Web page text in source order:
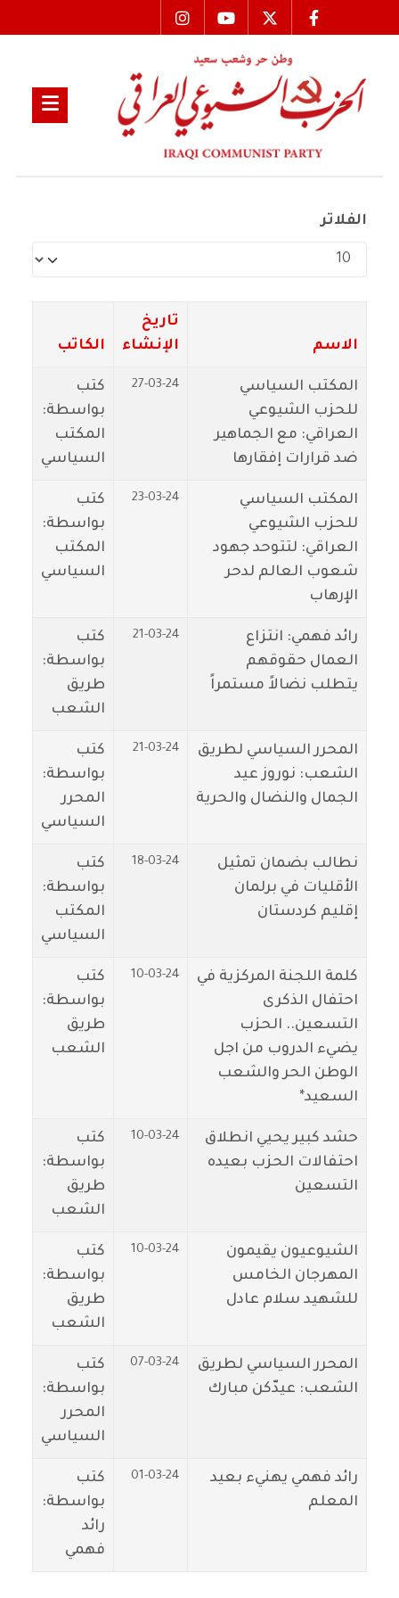
الفلاتر
عدد الإظهارات:
الاسم
تاريخ
الإنشاء
الكاتب
المكتب السياسي
للحزب الشيوعي
العراقي: مع الجماهير
ضد قرارات إفقارها
27-03-24
كتب
بواسطة:
المكتب
السياسي
المكتب السياسي
للحزب الشيوعي
العراقي: لتتوحد جهود
شعوب العالم لدحر
الإرهاب
23-03-24
كتب
بواسطة:
المكتب
السياسي
رائد فهمي: انتزاع
العمال حقوقهم
يتطلب نضالاً مستمراً
21-03-24
كتب
بواسطة:
طريق
الشعب
المحرر السياسي لطريق
الشعب: نوروز عيد
الجمال والنضال والحرية
21-03-24
كتب
بواسطة:
المحرر
السياسي
نطالب بضمان تمثيل
الأقليات في برلمان
إقليم كردستان
18-03-24
كتب
بواسطة:
المكتب
السياسي
كلمة اللجنة المركزية في
احتفال الذكرى
التسعين.. الحزب
يضيء الدروب من اجل
الوطن الحر والشعب
السعيد*
10-03-24
كتب
بواسطة:
طريق
الشعب
حشد كبير يحيي انطلاق
احتفالات الحزب بعيده
التسعين
10-03-24
كتب
بواسطة:
طريق
الشعب
الشيوعيون يقيمون
المهرجان الخامس
للشهيد سلام عادل
10-03-24
كتب
بواسطة:
طريق
الشعب
المحرر السياسي لطريق
الشعب: عيدّكن مبارك
07-03-24
كتب
بواسطة:
المحرر
السياسي
رائد فهمي يهنيء بعيد
المعلم
01-03-24
كتب
بواسطة:
رائد
فهمي